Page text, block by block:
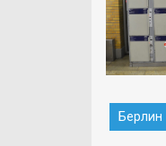
Берлин